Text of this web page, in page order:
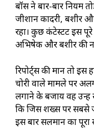
बॉस ने बार-बार नियम
जीशान कादरी, बशीर
रहा। कुछ कंटेस्टेंट इस
अभिषेक और बशीर की
रिपोर्ट्स की मानें तो
चोरी वाले मामले पर
लगाने के बजाय वह
कि जिस शख्स पर सबसे
इस बार सलमान का पूरा